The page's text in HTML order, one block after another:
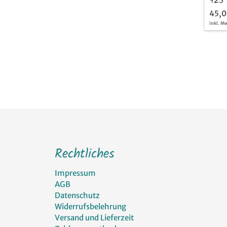
inkl.
Rechtliches
Impressum
AGB
Datenschutz
Widerrufsbelehrung
Versand und Lieferzeit